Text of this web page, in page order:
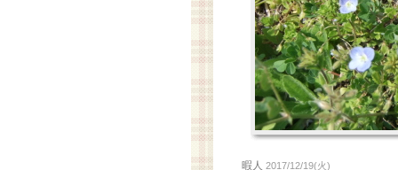
暇人 2017/12/19(火)